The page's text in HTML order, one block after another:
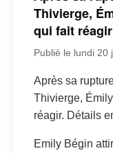
Thivierge,
qui fait réagir
Publié le lundi 20
Après sa
Thivierge,
réagir. Détails
Emily Bégin